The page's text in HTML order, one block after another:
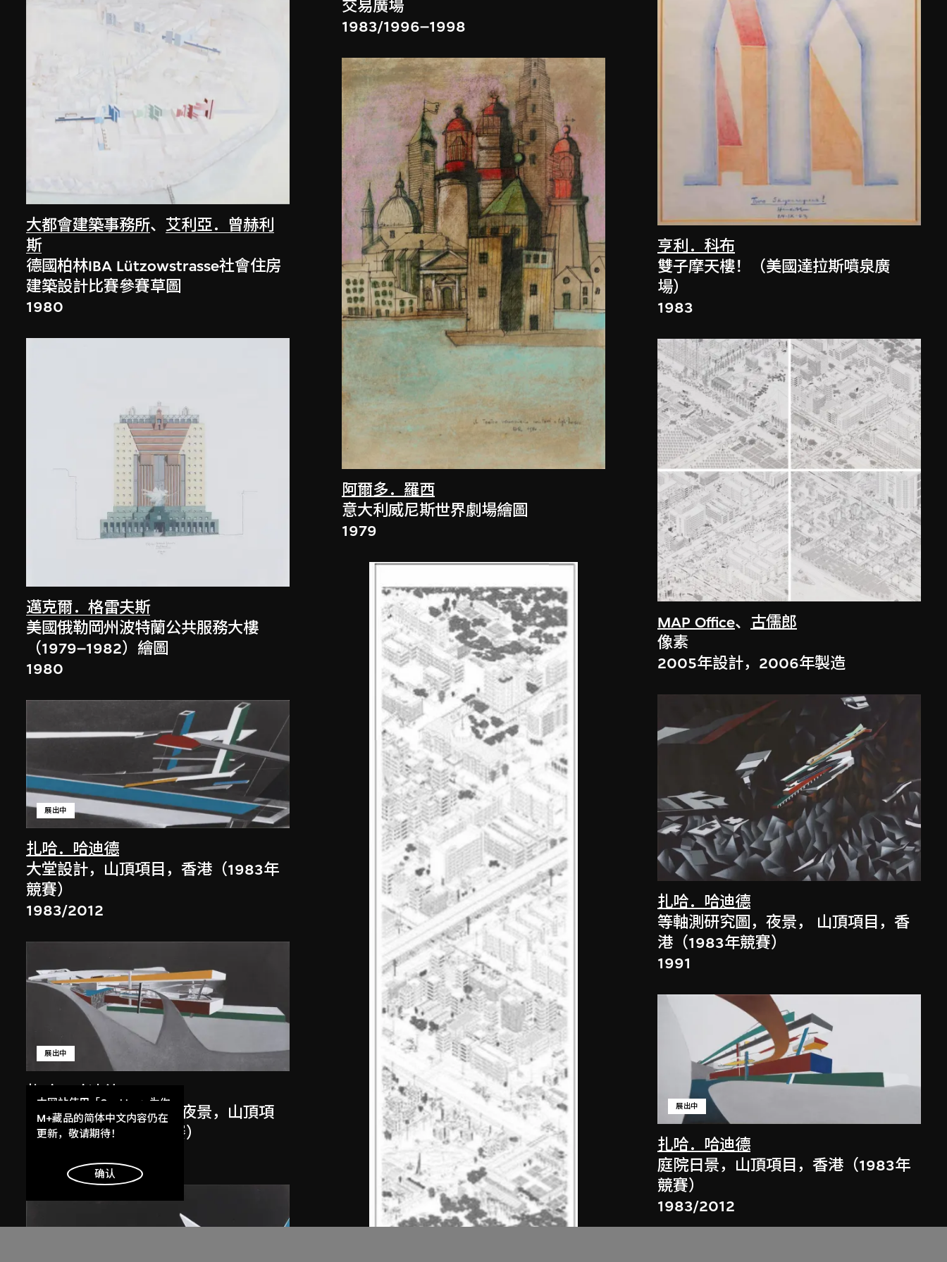
大都會建築事務所、艾利亞．曾赫利
斯
德國柏林IBA Lützowstrasse社會住房
建築設計比賽參賽草圖
1980
邁克爾．格雷夫斯
美國俄勒岡州波特蘭公共服務大樓
（1979–1982）繪圖
1980
扎哈．哈迪德
展出中
大堂設計，山頂項目，香港（1983年
競賽）
1983/2012
展出中
斜坡入口／坡度入口，夜景，山頂項
目，香港（1983年競賽）
交易廣場
1983/1996–1998
阿爾多．羅西
意大利威尼斯世界劇場繪圖
1979
亨利．科布
雙子摩天樓！（美國達拉斯噴泉廣
場）
1983
MAP Office、 古儒郎
像素
2005年設計，2006年製造
扎哈．哈迪德
等軸測研究圖，夜景， 山頂項目，香
港（1983年競賽）
1991
扎哈．哈迪德
展出中
庭院日景，山頂項目，香港（1983年
競賽）
1983/2012
本网站使用「Cookies」为你
提供最好的网站体验。
了解更多
明白
M+藏品的简体中文内容仍在
更新，敬请期待！
确认